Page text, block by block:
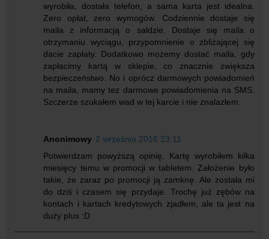
wyrobiła, dostała telefon, a sama karta jest idealna.
Zero opłat, zero wymogów. Codziennie dostaje się
maila z informacją o saldzie. Dostaje się maila o
otrzymaniu wyciągu, przypomnienie o zbliżającej się
dacie zapłaty. Dodatkowo możemy dostać maila, gdy
zapłacimy kartą w sklepie, co znacznie zwiększa
bezpieczeństwo. No i oprócz darmowych powiadomień
na maila, mamy tez darmowe powiadomienia na SMS.
Szczerze szukałem wad w tej karcie i nie znalazłem.
Anonimowy 2 września 2016 23:11
Potwierdzam powyższą opinię. Kartę wyrobiłem kilka
miesięcy temu w promocji w tabletem. Założenie było
takie, że zaraz po promocji ją zamknę. Ale została mi
do dziś i czasem się przydaje. Trochę już zębów na
kontach i kartach kredytowych zjadłem, ale ta jest na
duży plus :D